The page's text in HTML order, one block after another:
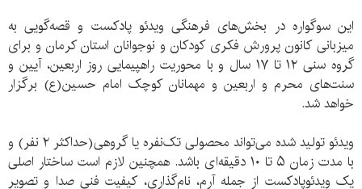
این سوگواره در بخش‌های فرهنگی ویدئو پادکست و قصه‌گویی به
میزبانی کانون پرورش فکری کودکان و نوجوانان استان کرمان و برای
گروه سنی ۱۲ تا ۱۷ سال و با محوریت راهپیمایی روز اربعین، آیین و
سنت‌های محرم و اربعین و مهمانان کوچک امام حسین(ع) برگزار
خواهد شد.
ویدئو تولید شده می‌تواند محصولی تک‌نفره یا گروهی(حداکثر ۲ نفر) و
با مدت زمان ۵ تا ۱۰ دقیقه‌ای باشد. همچنین لازم است ساختار اصلی
یک ویدئوپادکست از جمله آرم، نام‌گذاری، کیفیت فنی صدا و تصویر